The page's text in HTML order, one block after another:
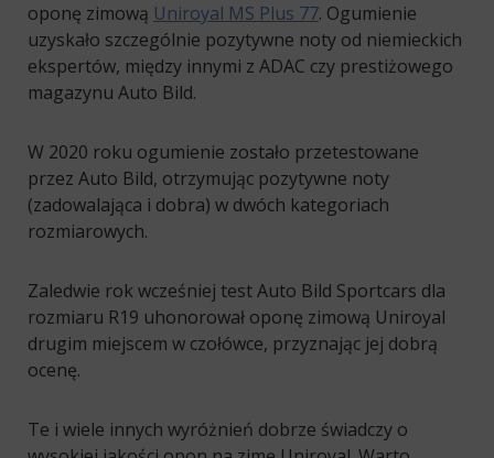
oponę zimową Uniroyal MS Plus 77. Ogumienie
uzyskało szczególnie pozytywne noty od niemieckich
ekspertów, między innymi z ADAC czy prestiżowego
magazynu Auto Bild.
W 2020 roku ogumienie zostało przetestowane
przez Auto Bild, otrzymując pozytywne noty
(zadowalająca i dobra) w dwóch kategoriach
rozmiarowych.
Zaledwie rok wcześniej test Auto Bild Sportcars dla
rozmiaru R19 uhonorował oponę zimową Uniroyal
drugim miejscem w czołówce, przyznając jej dobrą
ocenę.
Te i wiele innych wyróżnień dobrze świadczy o